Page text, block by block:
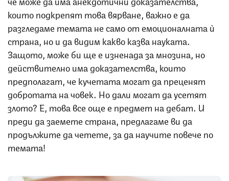
които подкрепят това вярване, важно е да
разгледаме темата не само от емоционалната ѝ
страна, но и да видим какво казва науката.
Защото, може би ще е изненада за мнозина, но
действително има доказателства, които
предполагат, че кучетата могат да преценят
добротата на човек. Но дали могат да усетят
злото? Е, това все още е предмет на дебат. И
преди да заемете страна, предлагаме ви да
продължите да четете, за да научите повече по
темата!